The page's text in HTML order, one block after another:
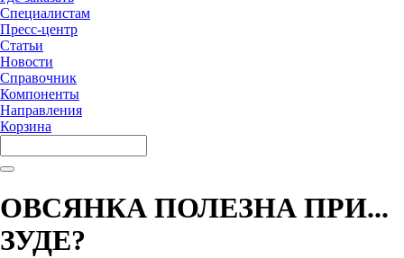
Специалистам
Пресс-центр
Статьи
Новости
Справочник
Компоненты
Направления
Корзина
ОВСЯНКА ПОЛЕЗНА ПРИ...
ЗУДЕ?